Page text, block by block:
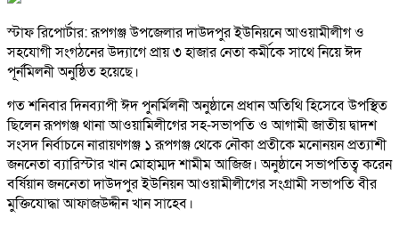
স্টাফ রিপোর্টার: রূপগঞ্জ উপজেলার দাউদপুর ইউনিয়নে আওয়ামীলীগ ও
সহযোগী সংগঠনের উদ্যাগে প্রায় ৩ হাজার নেতা কর্মীকে সাথে নিয়ে ঈদ
পূর্নমিলনী অনুষ্ঠিত হয়েছে।
গত শনিবার দিনব্যাপী ঈদ পুনর্মিলনী অনুষ্ঠানে প্রধান অতিথি হিসেবে উপস্থিত
ছিলেন রূপগঞ্জ থানা আওয়ামিলীগের সহ-সভাপতি ও আগামী জাতীয় দ্বাদশ
সংসদ নির্বাচনে নারায়ণগঞ্জ ১ রূপগঞ্জ থেকে নৌকা প্রতীকে মনোনয়ন প্রত্যাশী
জননেতা ব্যারিস্টার খান মোহাম্মদ শামীম আজিজ। অনুষ্ঠানে সভাপতিত্ব করেন
বর্ষিয়ান জননেতা দাউদপুর ইউনিয়ন আওয়ামীলীগের সংগ্রামী সভাপতি বীর
মুক্তিযোদ্ধা আফাজউদ্দীন খান সাহেব।